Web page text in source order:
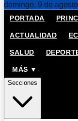
domingo, 9 de
PORTADA
ACTUALIDAD
SALUD
MÁS ▼
Secciones